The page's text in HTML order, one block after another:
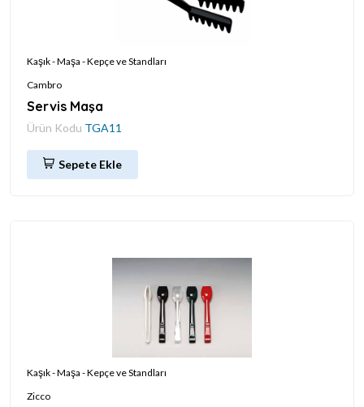
Kaşık - Maşa - Kepçe ve Standları
Cambro
Servis Maşa
Ürün Kodu TGA11
Sepete Ekle
Kaşık - Maşa - Kepçe ve Standları
Zicco